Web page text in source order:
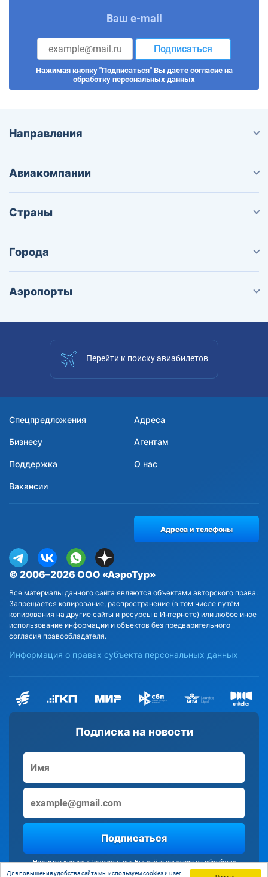
Для повышения удобства сайта мы используем cookies и user
Ваш e-mail
Подписаться
Нажимая кнопку "Подписаться" Вы даете согласие на
обработку персональных данных
Направления
Авиакомпании
Страны
Города
Аэропорты
Перейти к поиску авиабилетов
Спецпредложения Адреса
Бизнесу Агентам
Поддержка О нас
Вакансии
Подписка на новости
Подписаться
Нажимая кнопку «Подписаться» Вы даёте согласие на обработку
персональных данных
© 2006–2026 ООО «АэроТур»
Все материалы данного сайта являются объектами авторского права.
Запрещается копирование, распространение (в том числе путём
копирования на другие сайты и ресурсы в Интернете) или любое иное
использование информации и объектов без предварительного
согласия правообладателя.
Информация о правах субъекта персональных данных
Адреса и телефоны